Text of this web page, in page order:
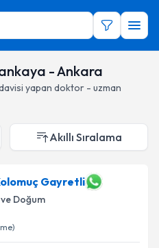
- Ankara
yapan doktor - uzman
Akıllı Sıralama
Gayretli
ve Doğum